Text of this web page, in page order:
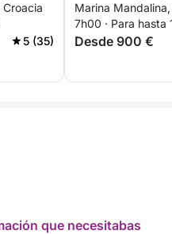
5 (35)
ocultos
Marina
7h00 · Para hasta
Desde 900 €
que necesitabas